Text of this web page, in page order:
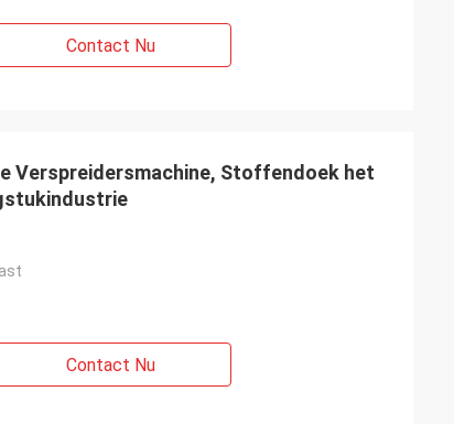
Contact Nu
Verspreidersmachine, Stoffendoek het
Contact Nu